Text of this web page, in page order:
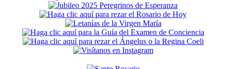
Secondary
Sidebar